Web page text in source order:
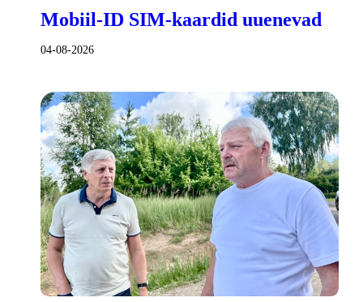
Mobiil-ID SIM-kaardid uuenevad
04-08-2026